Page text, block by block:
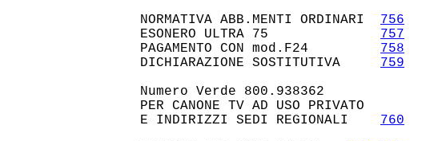
    NORMATIVA ABB.MENTI ORDINARI
756
    ESONERO ULTRA 75
757
    PAGAMENTO CON mod.F24
758
    DICHIARAZIONE SOSTITUTIVA
759
    Numero Verde 800.938362
    PER CANONE TV AD USO PRIVATO
    E INDIRIZZI SEDI REGIONALI
760